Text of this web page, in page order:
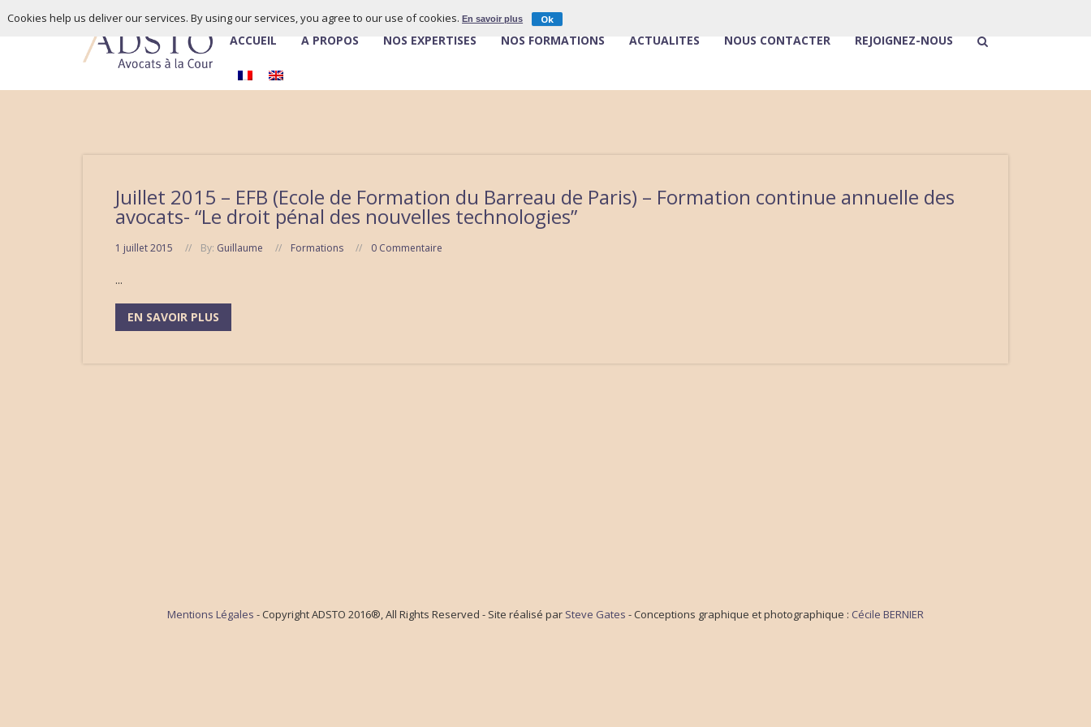
ACCUEIL À PROPOS NOS EXPERTISES NOS FORMATIONS ACTUALITÉS NOUS CONTACTER REJOIGNEZ-NOUS
Juillet 2015 – EFB (Ecole de Formation du Barreau de Paris) – Formation continue annuelle des
avocats- “Le droit pénal des nouvelles technologies”
1 juillet 2015 By: Guillaume Formations 0 Commentaire
...
EN SAVOIR PLUS
Mentions Légales - Copyright ADSTO 2016®, All Rights Reserved - Site réalisé par Steve Gates - Conceptions graphique et photographique : Cécile BERNIER
Cookies help us deliver our services. By using our services, you agree to our use of cookies.En savoir plus Ok